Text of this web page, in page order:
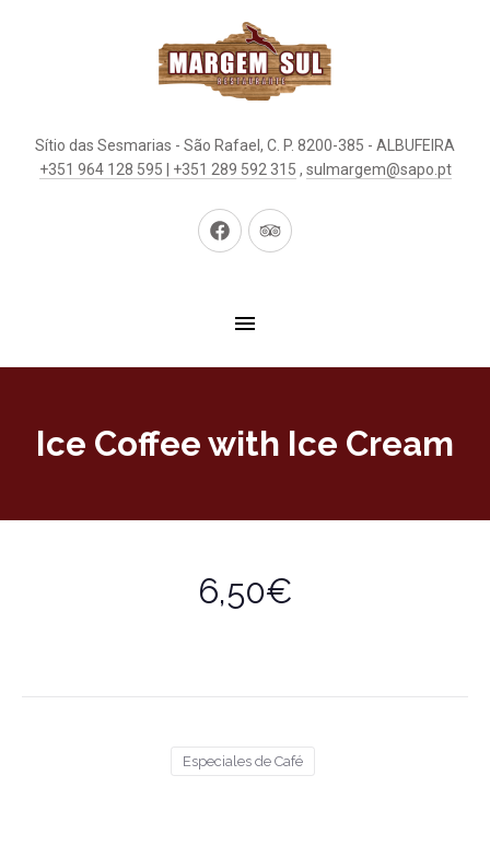
Sítio das Sesmarias - São Rafael, C. P. 8200-385 - ALBUFEIRA
+351 964 128 595 | +351 289 592 315 , sulmargem@sapo.pt
New
New
Ice Coffee with Ice Cream
6,50€
Especiales de Café